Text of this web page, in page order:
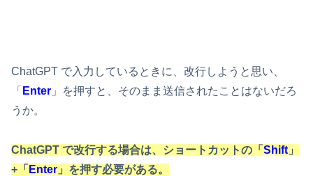
ChatGPT で入力しているときに、改行しようと思い、
「 Enter 」を押すと、そのまま送信されたことはないだろ
うか。
ChatGPT で改行する場合は、ショートカットの「 Shift 」
+「 Enter 」を押す必要がある。